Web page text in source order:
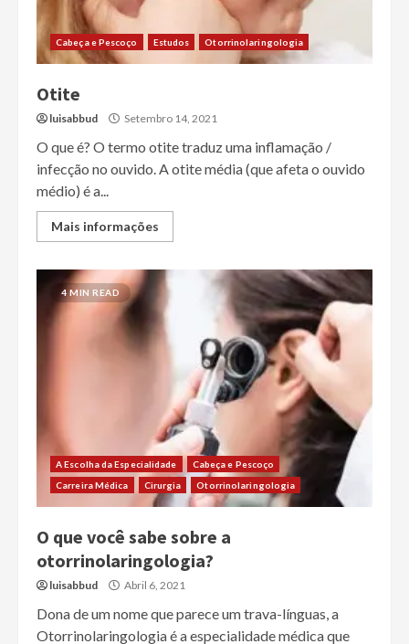
Cabeça e Pescoço Estudos Otorrinolaringologia
Otite
luisabbud Setembro 14, 2021
O que é? O termo otite traduz uma inflamação /
infecção no ouvido. A otite média (que afeta o ouvido
médio) é a...
Mais informações
4 MIN READ
A Escolha da Especialidade
Cabeça e Pescoço
Carreira Médica
Cirurgia Otorrinolaringologia
O que você sabe sobre a
otorrinolaringologia?
luisabbud Abril 6, 2021
Dona de um nome que parece um trava-línguas, a
Otorrinolaringologia é a especialidade médica que